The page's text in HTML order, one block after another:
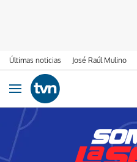
Últimas noticias José Raúl Mulino
Ir al contenido
Obrir navegació